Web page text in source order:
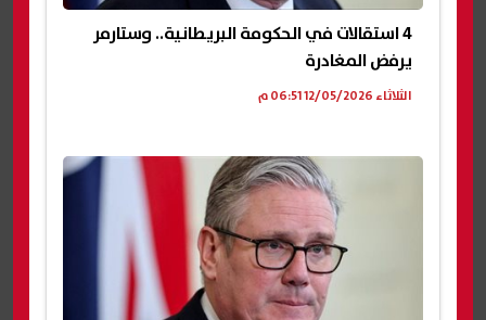
4 استقالات في الحكومة البريطانية.. وستارمر
يرفض المغادرة
الثلاثاء 12/05/2026 06:51 م